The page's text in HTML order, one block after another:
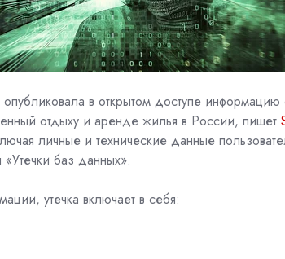
опубликовала в открытом доступе
отдыху и аренде жилья в России, пишет
личные и технические данные
баз данных».
утечка включает в себя: